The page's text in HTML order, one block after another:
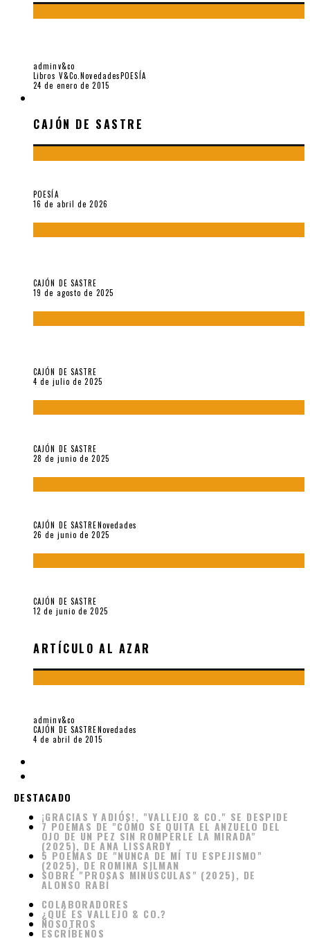
adminv&co
Libros V&Co.NovedadesPOESÍA
24 de enero de 2015
CAJÓN DE SASTRE
POESÍA
16 de abril de 2026
CAJÓN DE SASTRE
19 de agosto de 2025
CAJÓN DE SASTRE
4 de julio de 2025
CAJÓN DE SASTRE
28 de junio de 2025
CAJÓN DE SASTRENovedades
26 de junio de 2025
CAJÓN DE SASTRE
12 de junio de 2025
ARTÍCULO AL AZAR
adminv&co
CAJÓN DE SASTRENovedades
4 de abril de 2015
DESTACADO
¡GRACIAS Y ADIÓS!, "VALLEJO & CO." SE DESPIDE
7 POEMAS DE "CÓMO SE QUITA EL ANZUELO DEL
OJO DE UN PEZ SIN ROMPERLE LA MIRADA"
(2025), DE ANA LISSARDY
5 POEMAS DE "NUNCA DE MÍ TU ESPEJISMO"
(2025), DE ROMINA SILMAN
SOBRE "PROSAS MINÚSCULAS" (2025), DE
ALONSO RABÍ
COLABORADORES
¿QUÉ ES VALLEJO & CO.?
NOSOTROS
ESCRÍBENOS